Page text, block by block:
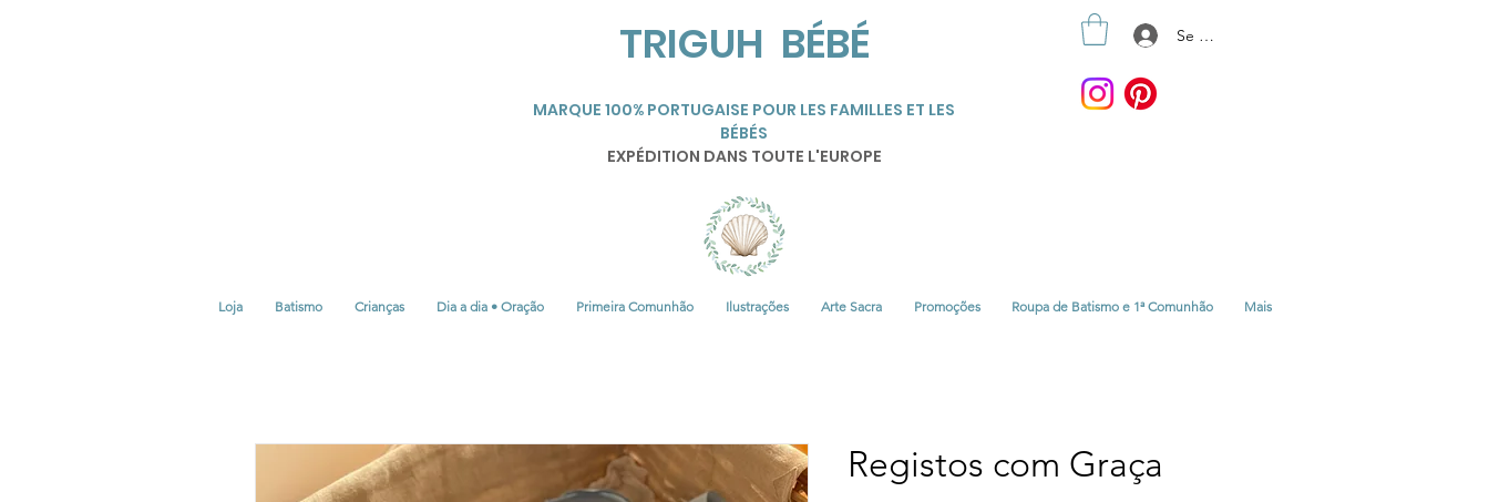
TRIGUH BÉBÉ
MARQUE 100% PORTUGAISE POUR LES FAMILLES ET LES
BÉBÉS
EXPÉDITION DANS TOUTE L'EUROPE
Se connecter
Loja Batismo Crianças Dia a dia • Oração Primeira Comunhão Ilustrações Arte Sacra Promoções Roupa de Batismo e 1ª Comunhão Mais
Registos com Graça